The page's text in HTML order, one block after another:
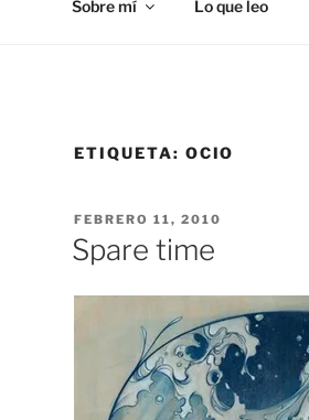
Sobre mí Lo que leo
ETIQUETA: OCIO
PUBLICADO
EL
FEBRERO 11, 2010
Spare time